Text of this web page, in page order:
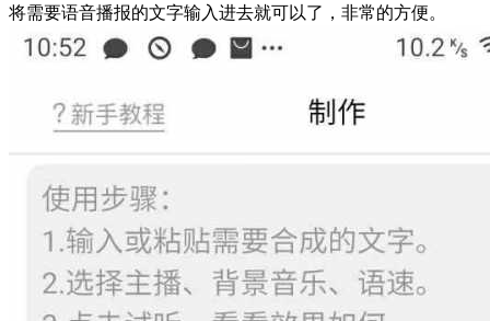
将需要语音播报的文字输入进去就可以了，非常的方便。